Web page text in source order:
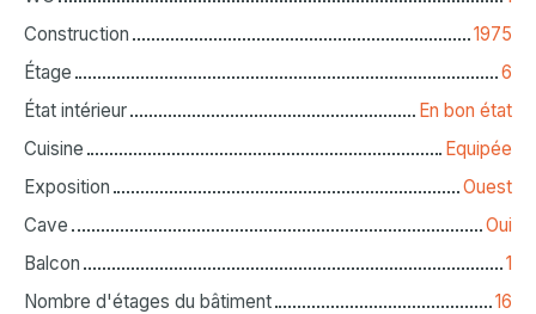
Construction
1975
Étage
6
État intérieur
En bon état
Cuisine
Equipée
Exposition
Ouest
Cave
Oui
Balcon
1
Nombre d'étages du bâtiment
16